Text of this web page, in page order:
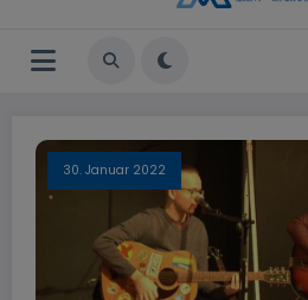
30. Januar 2022